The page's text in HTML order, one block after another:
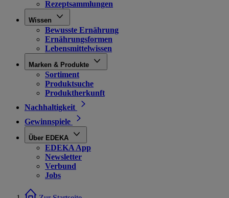
Rezeptsammlungen
Wissen
Bewusste Ernährung
Ernährungsformen
Lebensmittelwissen
Marken & Produkte
Sortiment
Produktsuche
Produktherkunft
Nachhaltigkeit
Gewinnspiele
Über EDEKA
EDEKA App
Newsletter
Verbund
Jobs